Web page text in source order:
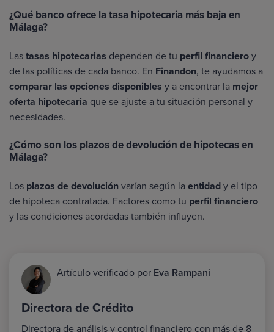
¿Qué banco ofrece la tasa hipotecaria más baja en
Málaga?
Lastasas hipotecarias dependen de tu perfil financieroy
de las políticas de cada banco. En Finandon, te ayudamos a
comparar las opciones disponibles y a encontrar la mejor
oferta hipotecaria que se ajuste a tu situación personal y
necesidades.
¿Cómo son los plazos de devolución de hipotecas en
Málaga?
Los plazos de devoluciónvarían según laentidady el tipo
de hipoteca contratada. Factores como tu perfil financiero
y las condiciones acordadas también influyen.
Artículo verificado por Eva Rampani
Directora de Crédito
Directora de análisis y control financiero con más de 8